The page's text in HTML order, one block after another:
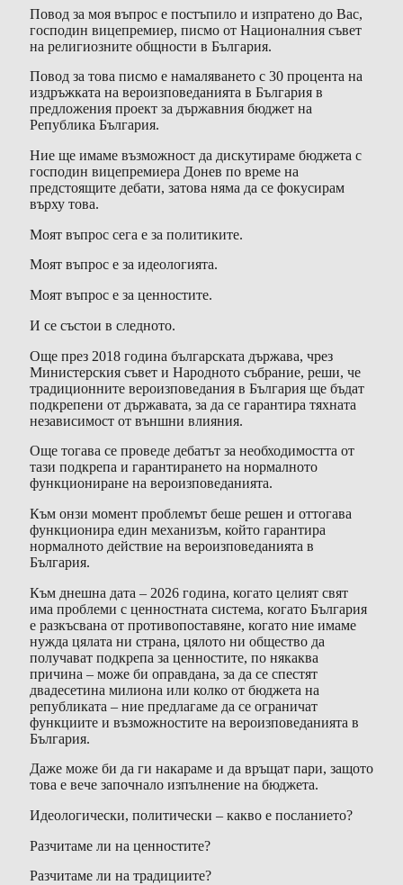
Повод за моя въпрос е постъпило и изпратено до Вас,
господин вицепремиер, писмо от Националния съвет
на религиозните общности в България.
Повод за това писмо е намаляването с 30 процента на
издръжката на вероизповеданията в България в
предложения проект за държавния бюджет на
Република България.
Ние ще имаме възможност да дискутираме бюджета с
господин вицепремиера Донев по време на
предстоящите дебати, затова няма да се фокусирам
върху това.
Моят въпрос сега е за политиките.
Моят въпрос е за идеологията.
Моят въпрос е за ценностите.
И се състои в следното.
Още през 2018 година българската държава, чрез
Министерския съвет и Народното събрание, реши, че
традиционните вероизповедания в България ще бъдат
подкрепени от държавата, за да се гарантира тяхната
независимост от външни влияния.
Още тогава се проведе дебатът за необходимостта от
тази подкрепа и гарантирането на нормалното
функциониране на вероизповеданията.
Към онзи момент проблемът беше решен и оттогава
функционира един механизъм, който гарантира
нормалното действие на вероизповеданията в
България.
Към днешна дата – 2026 година, когато целият свят
има проблеми с ценностната система, когато България
е разкъсвана от противопоставяне, когато ние имаме
нужда цялата ни страна, цялото ни общество да
получават подкрепа за ценностите, по някаква
причина – може би оправдана, за да се спестят
двадесетина милиона или колко от бюджета на
републиката – ние предлагаме да се ограничат
функциите и възможностите на вероизповеданията в
България.
Даже може би да ги накараме и да връщат пари, защото
това е вече започнало изпълнение на бюджета.
Идеологически, политически – какво е посланието?
Разчитаме ли на ценностите?
Разчитаме ли на традициите?